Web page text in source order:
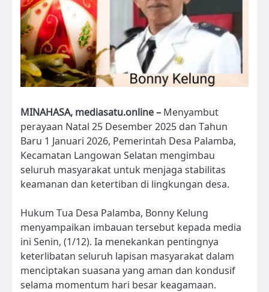
MINAHASA, mediasatu.online – Menyambut
perayaan Natal 25 Desember 2025 dan Tahun
Baru 1 Januari 2026, Pemerintah Desa Palamba,
Kecamatan Langowan Selatan mengimbau
seluruh masyarakat untuk menjaga stabilitas
keamanan dan ketertiban di lingkungan desa.
Hukum Tua Desa Palamba, Bonny Kelung
menyampaikan imbauan tersebut kepada media
ini Senin, (1/12). Ia menekankan pentingnya
keterlibatan seluruh lapisan masyarakat dalam
menciptakan suasana yang aman dan kondusif
selama momentum hari besar keagamaan.